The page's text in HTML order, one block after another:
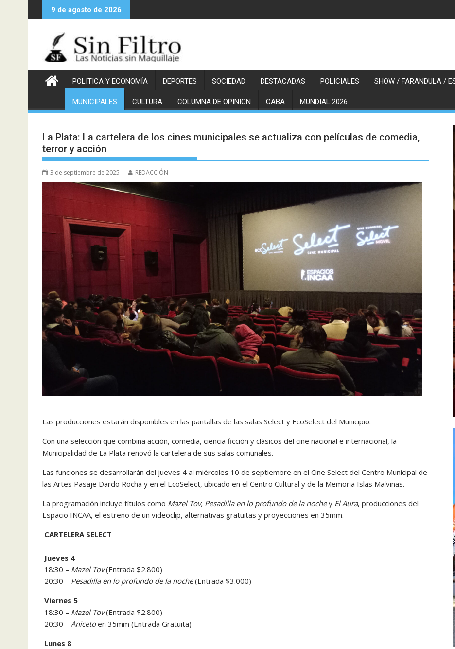
al
9 de agosto de 2026
POLÍTICA Y ECONOMÍA DEPORTES SOCIEDAD DESTACADAS POLICIALES SHOW / FARANDULA /
MUNICIPALES CULTURA COLUMNA DE OPINION CABA MUNDIAL 2026
La Plata: La cartelera de los cines municipales se actualiza con películas de comedia,
terror y acción
3 de septiembre de 2025 REDACCIÓN
Las producciones estarán disponibles en las pantallas de las salas Select y EcoSelect del Municipio.
Con una selección que combina acción, comedia, ciencia ficción y clásicos del cine nacional e internacional, la
Municipalidad de La Plata renovó la cartelera de sus salas comunales.
Las funciones se desarrollarán del jueves 4 al miércoles 10 de septiembre en el Cine Select del Centro Municipal de
las Artes Pasaje Dardo Rocha y en el EcoSelect, ubicado en el Centro Cultural y de la Memoria Islas Malvinas.
La programación incluye títulos como Mazel Tov, Pesadilla en lo profundo de la nochey El Aura, producciones del
Espacio INCAA, el estreno de un videoclip, alternativas gratuitas y proyecciones en 35mm.
CARTELERA SELECT
Jueves 4
18:30 – Mazel Tov(Entrada $2.800)
20:30 – Pesadilla en lo profundo de la noche(Entrada $3.000)
Viernes 5
18:30 – Mazel Tov(Entrada $2.800)
20:30 – Anicetoen 35mm (Entrada Gratuita)
Lunes 8